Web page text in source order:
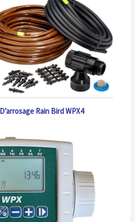
Rain Bird WPX4